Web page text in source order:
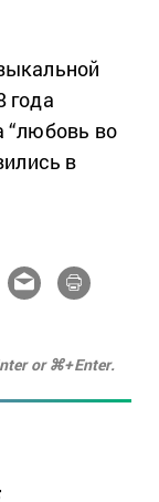
года
“любовь во
в
or ⌘+Enter.